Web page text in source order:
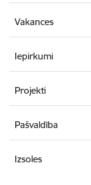
Vakances
Iepirkumi
Projekti
Pašvaldība
Izsoles